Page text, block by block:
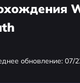
обновление: 07/